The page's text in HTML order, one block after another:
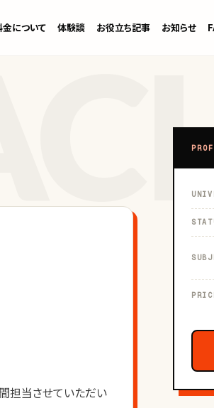
金について 体験談 お役立ち記事 お知らせ
担当させていただい